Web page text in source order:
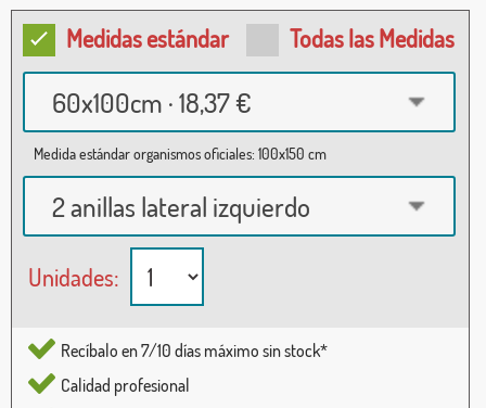
Medidas estándar Todas las Medidas
60x100cm · 18,37 €
Medida estándar organismos oficiales: 100x150 cm
2 anillas lateral izquierdo
Unidades:
Recíbalo en 7/10 días máximo sin stock*
Calidad profesional